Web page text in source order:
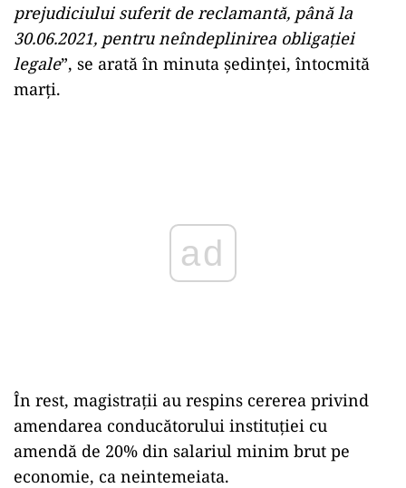
prejudiciului suferit de reclamantă, până la
30.06.2021, pentru neîndeplinirea obligației
legale”, se arată în minuta ședinței, întocmită
marți.
În rest, magistrații au respins cererea privind
amendarea conducătorului instituției cu
amendă de 20% din salariul minim brut pe
economie, ca neintemeiata.